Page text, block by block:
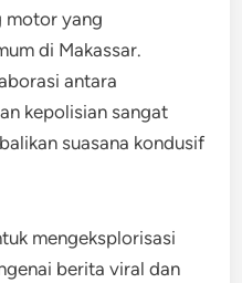
motor yang
di Makassar.
antara
kepolisian sangat
suasana kondusif
mengeksplorisasi
berita viral dan